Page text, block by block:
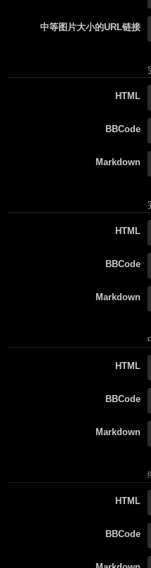
中等图片大小的URL链接
HTML
BBCode
Markdown
HTML
BBCode
Markdown
HTML
BBCode
Markdown
HTML
BBCode